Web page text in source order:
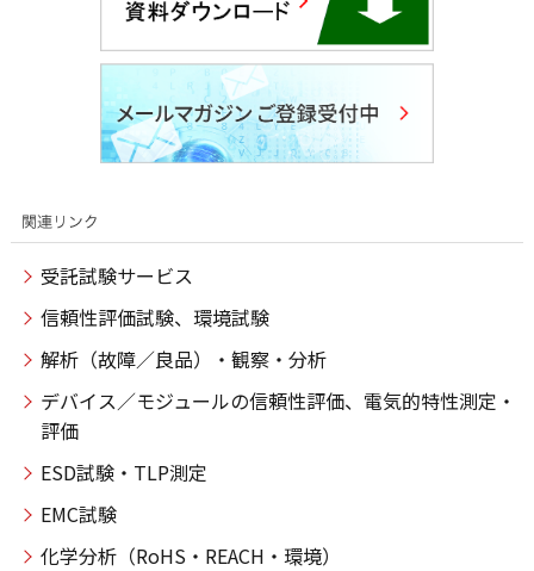
受託試験サービス
信頼性評価試験、環境試験
解析（故障／良品）・観察・分析
デバイス／モジュールの信頼性評価、電気的特性測定・
評価
ESD試験・TLP測定
EMC試験
化学分析（RoHS・REACH・環境）